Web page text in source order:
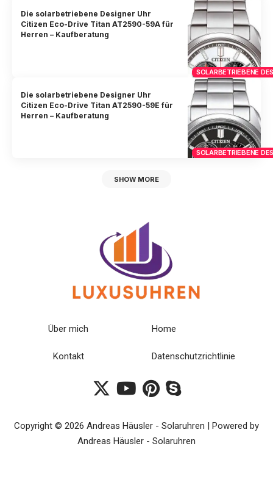
SOLARBETRIEBENE
Die solarbetriebene Designer Uhr
Citizen Eco-Drive Titan AT2590-59A für
Herren – Kaufberatung
SOLARBETRIEBENE
Die solarbetriebene Designer Uhr
Citizen Eco-Drive Titan AT2590-59E für
Herren – Kaufberatung
SHOW MORE
Über mich
Kontakt
Home
Datenschutzrichtlinie
Copyright © 2026 Andreas Häusler - Solaruhren | Powered by
Andreas Häusler - Solaruhren